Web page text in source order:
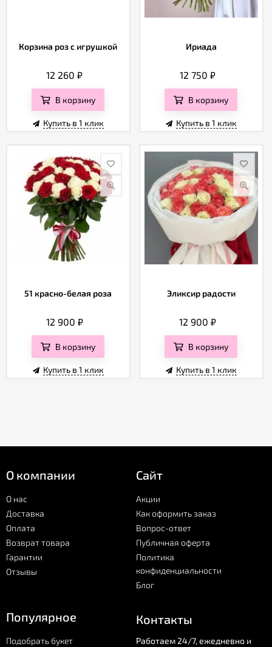
Корзина роз с игрушкой
12 260₽
В корзину
Купить в 1 клик
Ириада
12 750 ₽
В корзину
Купить в 1 клик
51 красно-белая роза
12 900 ₽
В корзину
Купить в 1 клик
Эликсир радости
12 900 ₽
В корзину
Купить в 1 клик
О компании
О нас
Доставка
Оплата
Возврат товара
Гарантии
Отзывы
Сайт
Акции
Как оформить заказ
Вопрос-ответ
Публичная оферта
Политика
конфиденциальности
Блог
Популярное
Подобрать букет
Контакты
Работаем 24/7, ежедневно и